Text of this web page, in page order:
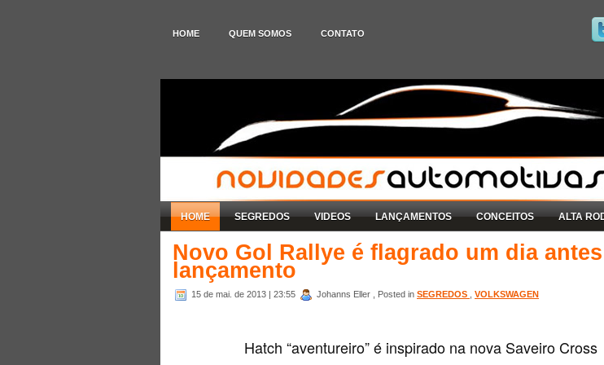
HOME QUEM SOMOS CONTATO
HOME SEGREDOS VIDEOS LANÇAMENTOS CONCEITOS ALTA
Novo Gol Rallye é flagrado um dia
lançamento
15 de mai. de 2013 | 23:55 Johanns Eller , Posted in SEGREDOS VOLKSWAGEN
Hatch “aventureiro” é inspirado na nova Saveiro Cross